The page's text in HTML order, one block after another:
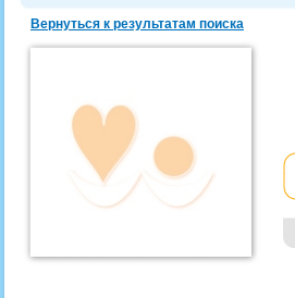
Вернуться к результатам поиска